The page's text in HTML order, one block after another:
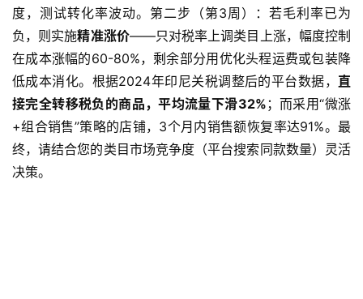
度，测试转化率波动。第二步（第3周）：若毛利率已为
负，则实施精准涨价——只对税率上调类目上涨，幅度控制
在成本涨幅的60-80%，剩余部分用优化头程运费或包装降
低成本消化。根据2024年印尼关税调整后的平台数据， 直
接完全转移税负的商品，平均流量下滑32% ；而采用“微涨
+组合销售”策略的店铺，3个月内销售额恢复率达91%。最
终，请结合您的类目市场竞争度（平台搜索同款数量）灵活
决策。